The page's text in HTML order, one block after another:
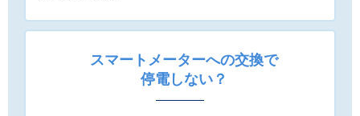
スマートメーターへの交換で
停電しない？